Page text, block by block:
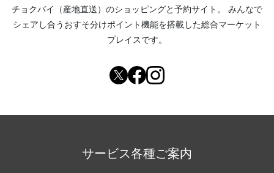
チョクバイ（産地直送） のショッピングと予約サイト。
みんなで
シェアし合う おすそ分けポイント機能を搭載した総合マーケット
プレイスです。
サービス各種ご案内